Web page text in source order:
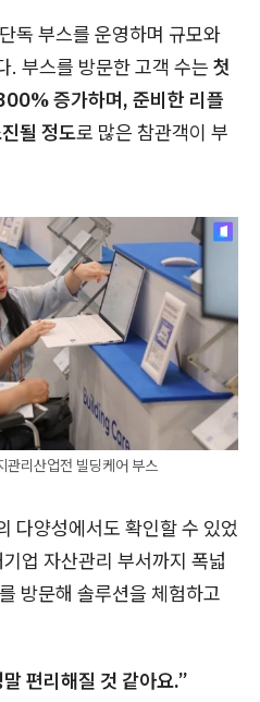
독 부스를 운영하며 규모와
. 부스를 방문한 고객 수는 첫
증가하며, 준비한 리플
될 정도로 많은 참관객이 부
리산업전 빌딩케어 부스
다양성에서도 확인할 수 있었
업 자산관리 부서까지 폭넓
방문해 솔루션을 체험하고
편리해질 것 같아요.”